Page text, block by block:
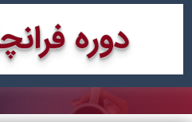
دوره ​​​​